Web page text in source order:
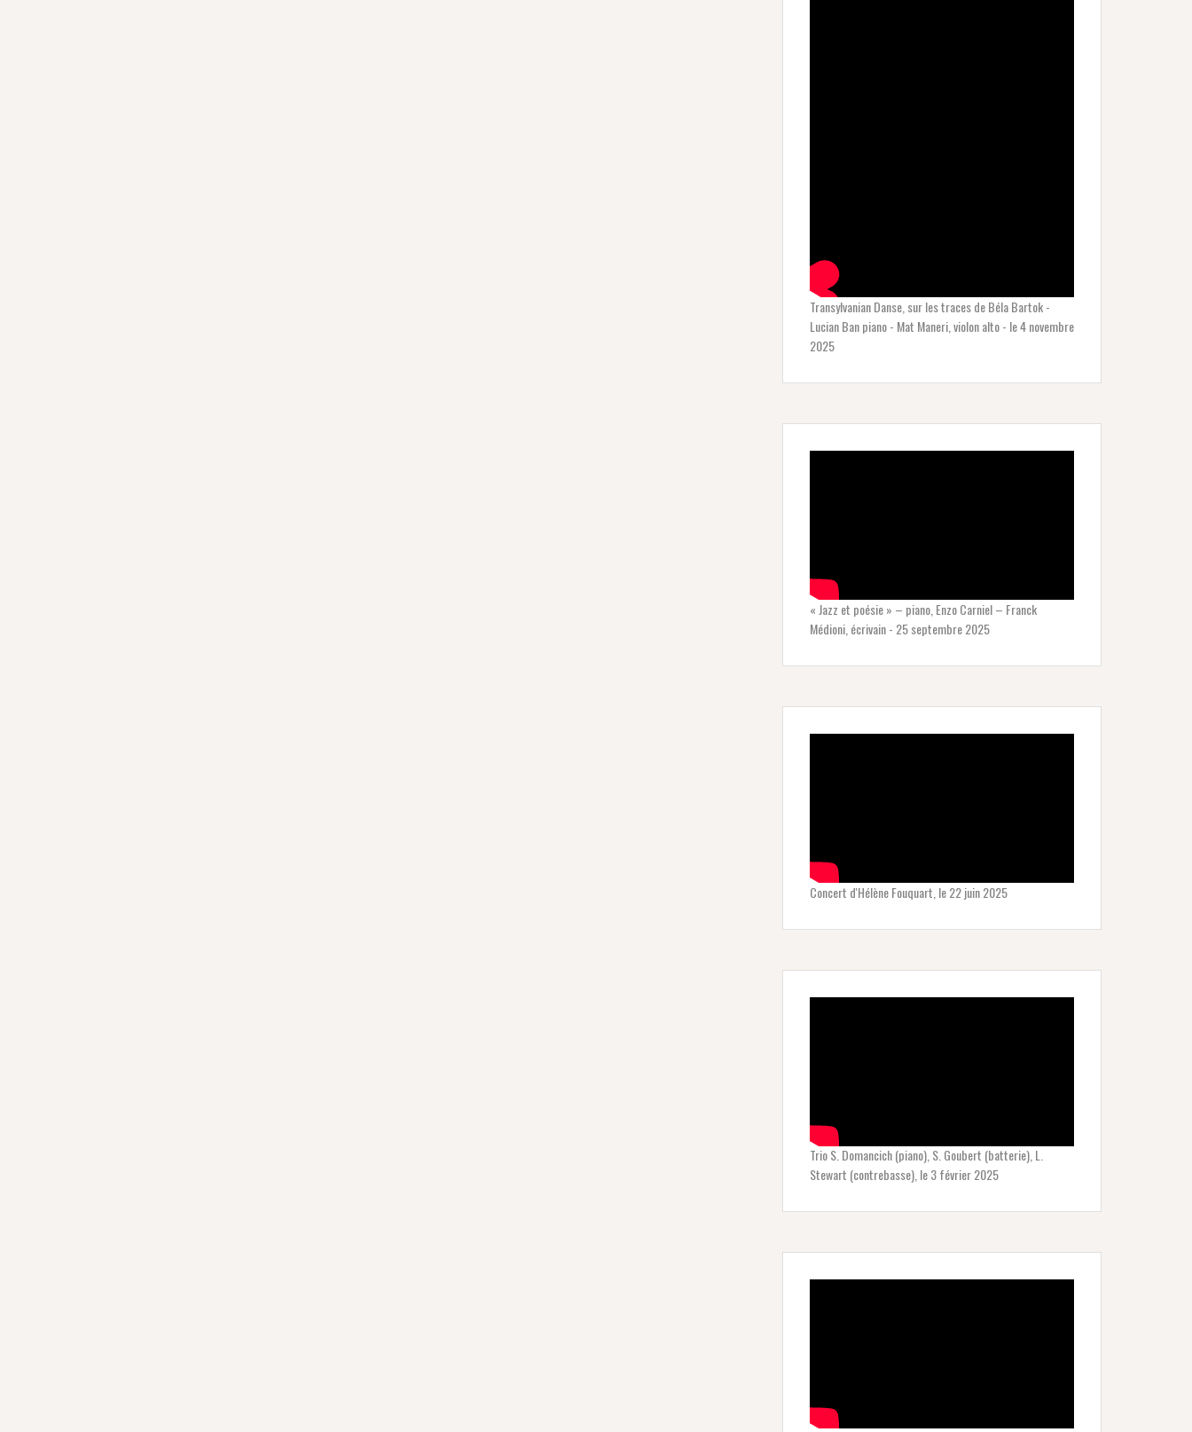
Transylvanian Danse, sur les traces de Béla Bartok -
Lucian Ban piano - Mat Maneri, violon alto - le 4 novembre
2025
« Jazz et poésie » – piano, Enzo Carniel – Franck
Médioni, écrivain - 25 septembre 2025
Concert d'Hélène Fouquart, le 22 juin 2025
Trio S. Domancich (piano), S. Goubert (batterie), L.
Stewart (contrebasse), le 3 février 2025